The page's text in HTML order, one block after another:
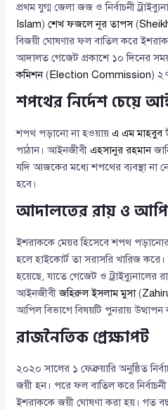
প্রথম যুগ্ম জেলা জজ ও নির্বাচনী
Islam)শেখ ফজলে নূর তাপস(
বিজয়ী ঘোষণার ফল বাতিল করে
আদালত গেজেট প্রকাশে ১০ দিনের
কমিশন( Election Commission)
শপথের নির্দেশ চেয়ে
শপথ পড়ানো না হওয়ায়এ এম মাহবুব
পাঠান। আইনজীবীএহসানুর রহমান
যদি আজকের মধ্যে শপথের ব্যবস্থা না
হবে।
আদালতের রায় ও
ইশরাককে মেয়র হিসেবে শপথ
হলে হাইকোর্ট তা সরাসরি খারিজ
হয়েছে, যাতে গেজেট ও ট্রাইব্যুনালের
আইনজীবীজহিরুল ইসলাম মুসা(
আপিল বিভাগে বিষয়টি পুনরায় উত্থাপন
রাজনৈতিক প্রেক্ষাপট
২০২০ সালের ১ ফেব্রুয়ারি অনুষ্ঠিত
জয়ী হন। পরে ফল বাতিল করে নির্বাচনী
ইশরাককে জয়ী ঘোষণা করা হয়। গত